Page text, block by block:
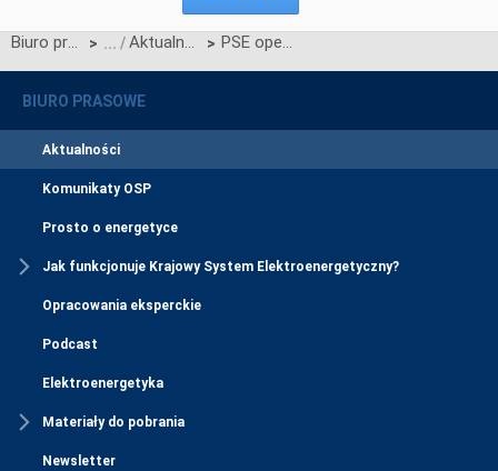
Biuro prasowe > Aktualności > PSE operacyjnie dołączyły do platformy PICASSO
BIURO PRASOWE
Aktualności
Komunikaty OSP
Prosto o energetyce
Jak funkcjonuje Krajowy System Elektroenergetyczny?
Opracowania eksperckie
Podcast
Elektroenergetyka
Materiały do pobrania
Newsletter